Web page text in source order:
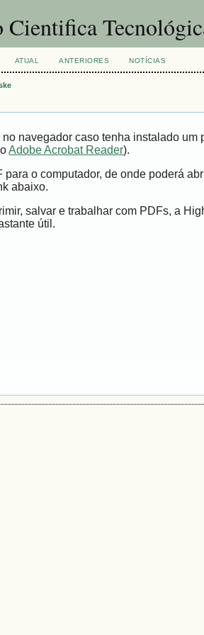
Cientifica
ATUAL ANTERIORES NOTÍCIAS
navegador caso tenha instalado um
Adobe Acrobat Reader).
o computador, de onde poderá
abaixo.
salvar e trabalhar com PDFs, a
útil.